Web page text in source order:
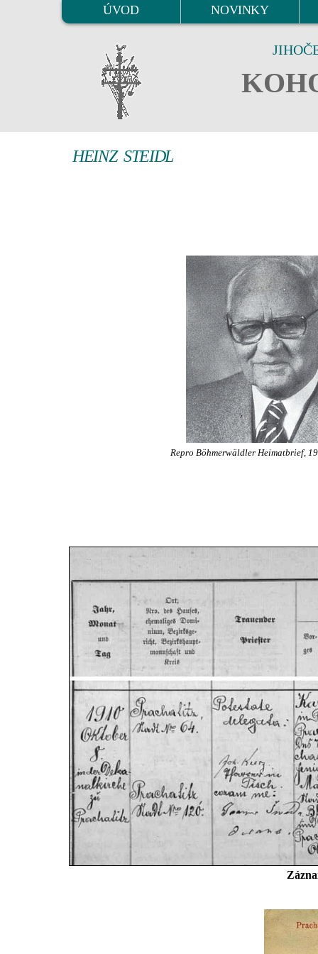
ÚVOD NOVINKY
HEINZ STEIDL
Repro Böhmerwäldler Heimatbrief,